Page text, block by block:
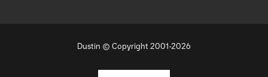
Dustin © Copyright 2001-2026